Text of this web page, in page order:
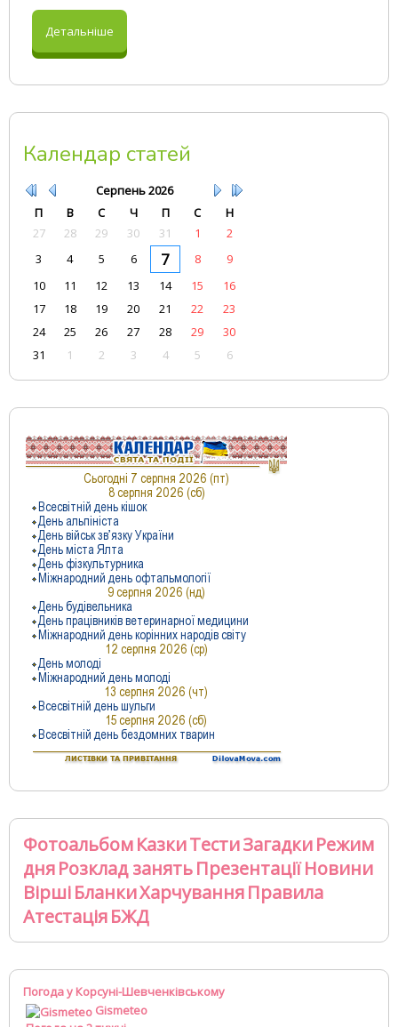
Детальніше
Календар статей
Серпень2026
П
В С Ч П С
Н
27
28 29 30 31 1
2
3
4 5 6 7 8
9
10
11 12 13 14 15
16
17
18 19 20 21 22
23
24
25 26 27 28 29
30
31
1 2 3 4 5 6
ФотоальбомКазкиТестиЗагадкиРежим
дняРозклад занятьПрезентаціїНовини
ВіршіБланкиХарчуванняПравила
АтестаціяБЖД
Погода у Корсуні-Шевченківському
Gismeteo